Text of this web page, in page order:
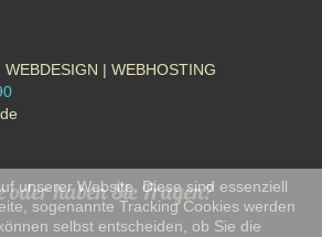
| WEBHOSTING
oder haben Sie Fragen?
unserer Website. Diese sind essenziell
sogenannte Tracking Cookies werden
selbst entscheiden, ob Sie die